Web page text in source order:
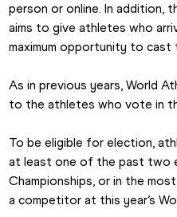
person or online. In addition,
aims to give athletes who
maximum opportunity to cast
As in previous years, World
to the athletes who vote in
To be eligible for election,
at least one of the past two
Championships, or in the
a competitor at this year’s